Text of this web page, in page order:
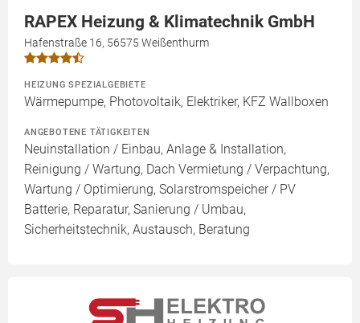
RAPEX Heizung & Klimatechnik GmbH
Hafenstraße 16, 56575 Weißenthurm
HEIZUNG SPEZIALGEBIETE
Wärmepumpe, Photovoltaik, Elektriker, KFZ Wallboxen
ANGEBOTENE TÄTIGKEITEN
Neuinstallation / Einbau, Anlage & Installation,
Reinigung / Wartung, Dach Vermietung / Verpachtung,
Wartung / Optimierung, Solarstromspeicher / PV
Batterie, Reparatur, Sanierung / Umbau,
Sicherheitstechnik, Austausch, Beratung